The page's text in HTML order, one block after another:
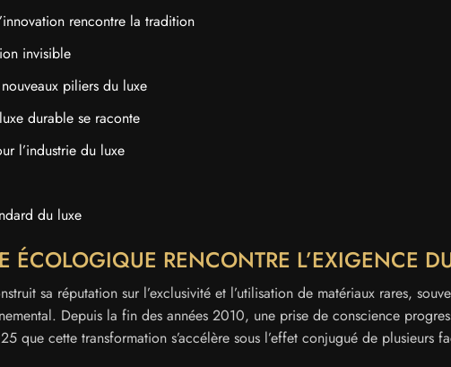
rencontre la tradition
invisible
piliers du luxe
durable se raconte
l’industrie du luxe
du luxe
ÉCOLOGIQUE RENCONTRE L’EXIGENCE
sa réputation sur l’exclusivité et l’utilisation de matériaux rares,
Depuis la fin des années 2010, une prise de conscience
que cette transformation s’accélère sous l’effet conjugué de plusieurs